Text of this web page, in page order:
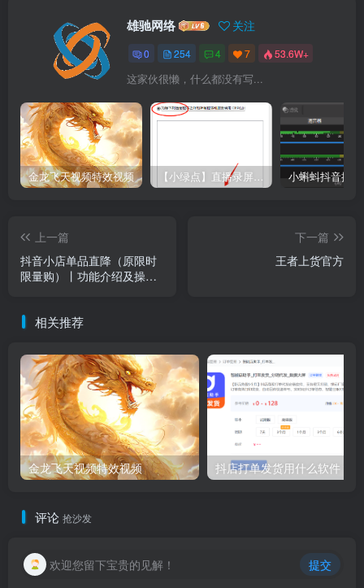
雄驰网络 关注
0 254 4 7 53.6W+
这家伙很懒，什么都没有写...
金龙飞天视频特效视频 【小绿点】直播录屏软件 支持抖音快手直播屏幕高清录制
上一篇
抖音小店单品直降（原限时
限量购）丨功能介绍及操作
下一篇
王者上货官方
相关推荐
金龙飞天视频特效视频 抖店打单发货用什么软件？
评论 抢沙发
欢迎您留下宝贵的见解！ 提交